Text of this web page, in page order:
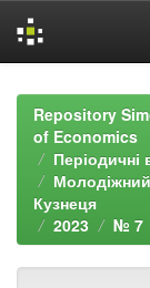
navigationRepository
of Economics
Періодичні
Кузнеця
2023
№ 7